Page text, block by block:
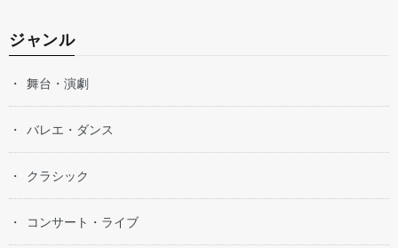
ジャンル
舞台・演劇
バレエ・ダンス
クラシック
コンサート・ライブ